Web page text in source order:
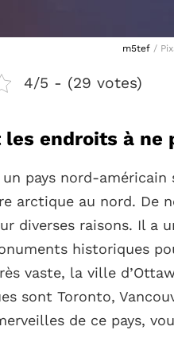
m5tef /
4/5 - (29 votes)
endroits à ne
un pays nord-
arctique au nord. De
diverses raisons. Il a
historiques
vaste, la ville
sont Toronto,
de ce pays,